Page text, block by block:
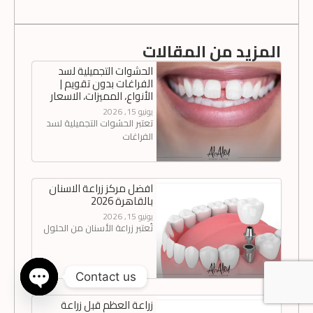
المزيد من المقالات
الحشوات التجميلية لسد
الفراغات بدون تقويم |
الأنواع، المميزات، الاسعار
يونيو 15, 2026
تعتبر الحشوات التجميلية لسد
الفراغات
افضل مركز زراعة الاسنان
بالقاهرة 2026
يونيو 15, 2026
تُعتبر زراعة الأسنان من الحلول
زراعة العظم قبل زراعة
Contact us